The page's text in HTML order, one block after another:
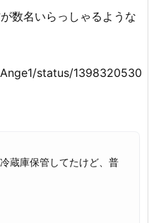
数名いらっしゃるような
status/1398320530